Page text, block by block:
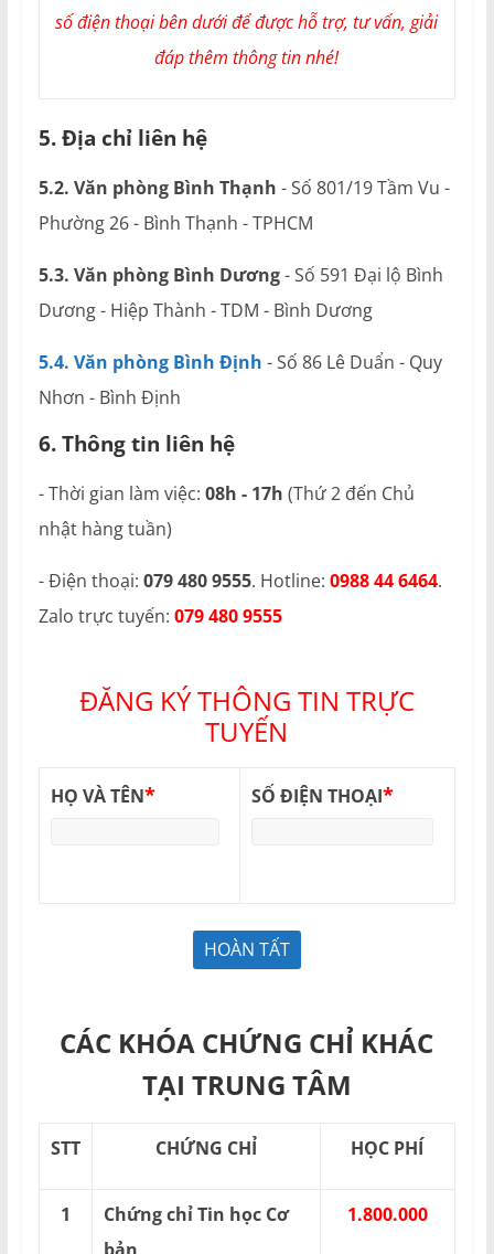
số điện thoại bên dưới để được hỗ trợ, tư vấn, giải
đáp thêm thông tin nhé!
5. Địa chỉ liên hệ
5.2. Văn phòng Bình Thạnh - Số 801/19 Tầm Vu -
Phường 26 - Bình Thạnh - TPHCM
5.3. Văn phòng Bình Dương- Số 591 Đại lộ Bình
Dương - Hiệp Thành - TDM - Bình Dương
5.4. Văn phòng Bình Định - Số 86 Lê Duẩn - Quy
Nhơn - Bình Định
6. Thông tin liên hệ
- Thời gian làm việc: 08h - 17h (Thứ 2 đến Chủ
nhật hàng tuần)
- Điện thoại: 079 480 9555. Hotline: 0988 44 6464.
Zalo trực tuyến: 079 480 9555
ĐĂNG KÝ THÔNG TIN TRỰC
TUYẾN
HỌ VÀ TÊN* SỐ ĐIỆN THOẠI*
CÁC KHÓA CHỨNG CHỈ KHÁC
TẠI TRUNG TÂM
STT CHỨNG CHỈ HỌC PHÍ
1
Chứng chỉ Tin học Cơ
1.800.000